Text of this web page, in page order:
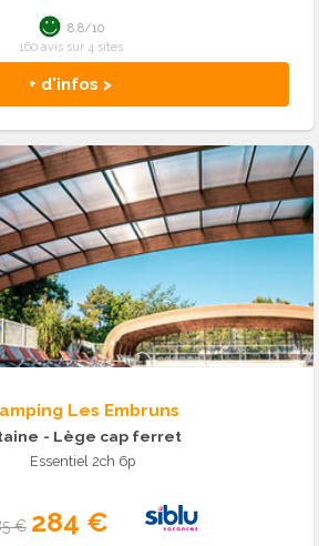
+ d'infos >
8.8/10
160 avis sur 4 sites
Les Embruns
- Lège cap ferret
Essentiel 2ch 6p
€ 284 €